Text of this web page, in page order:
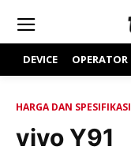
DEVICE OPERATOR
HARGA DAN SPESIFIKASI
vivo Y91